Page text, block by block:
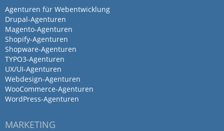
Agenturen für Webentwicklung
Drupal-Agenturen
Magento-Agenturen
Shopify-Agenturen
Shopware-Agenturen
TYPO3-Agenturen
UX/UI-Agenturen
Webdesign-Agenturen
WooCommerce-Agenturen
WordPress-Agenturen
MARKETING